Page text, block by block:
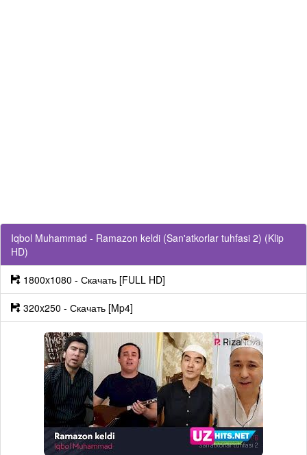
Iqbol Muhammad - Ramazon keldi (San'atkorlar tuhfasi 2) (Klip
HD)
1800x1080 - Скачать [FULL HD]
320x250 - Скачать [Mp4]